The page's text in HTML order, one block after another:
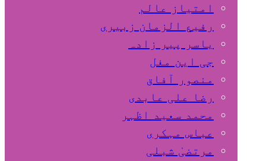
امتیاز عالم
رفیع الزمان زبیری
یاسر پیر زادہ
جی این مغل
منصور آفاق
رضا علی عابدی
محمد سعید اظہر
عباس مہکری
مرتضیٰ شبلی